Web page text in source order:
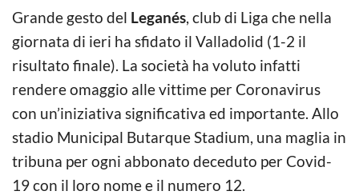
Grande gesto del Leganés, club di Liga che nella
giornata di ieri ha sfidato il Valladolid (1-2 il
risultato finale). La società ha voluto infatti
rendere omaggio alle vittime per Coronavirus
con un’iniziativa significativa ed importante. Allo
stadio Municipal Butarque Stadium, una maglia in
tribuna per ogni abbonato deceduto per Covid-
19 con il loro nome e il numero 12.